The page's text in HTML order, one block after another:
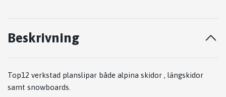
Beskrivning
Top12 verkstad planslipar både alpina skidor , längskidor
samt snowboards.